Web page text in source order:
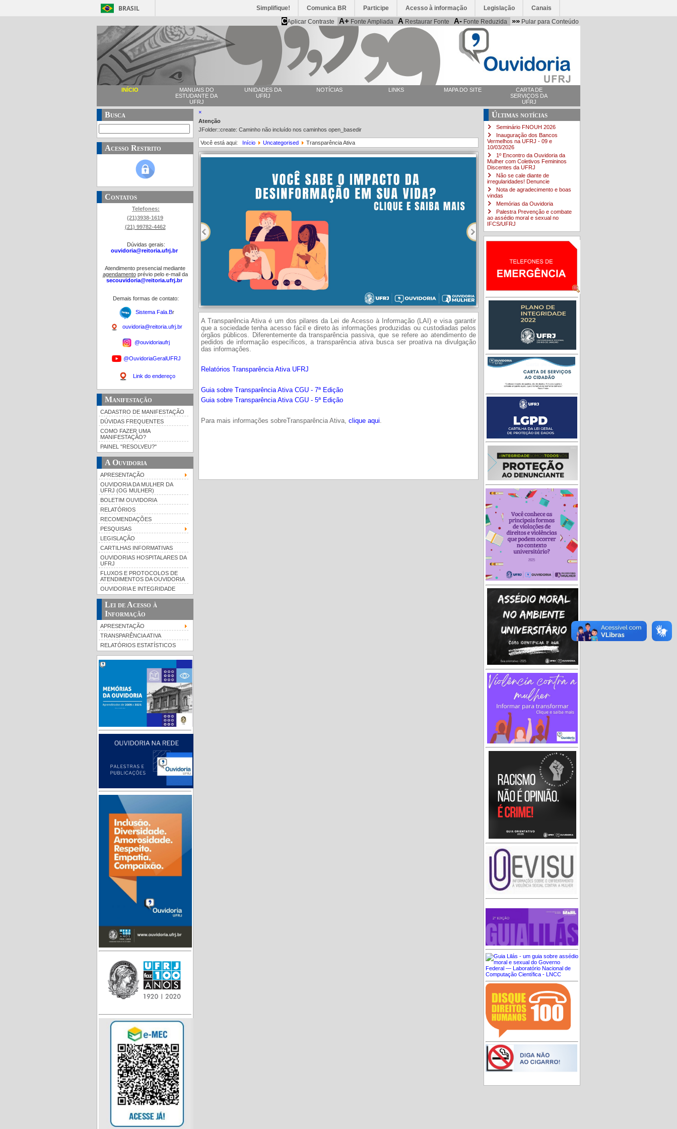
BRASIL Simplifique! Comunica BR Participe Acesso à informação Legislação Canais
CAplicar Contraste A+ Fonte Ampliada A Restaurar Fonte A- Fonte Reduzida »» Pular para Conteúdo
INÍCIO
MANUAIS DO
ESTUDANTE DA
UFRJ
UNIDADES DA
UFRJ
NOTÍCIAS LINKS MAPA DO SITE
CARTA DE
SERVIÇOS DA
UFRJ
Busca
Acesso Restrito
Contatos
Telefones:
(21)3938-1619
(21) 99782-4462
Dúvidas gerais:
ouvidoria@reitoria.ufrj.br
Atendimento presencial mediante
agendamentoprévio pelo e-mail da
secouvidoria@reitoria.ufrj.br
Demais formas de contato:
Sistema Fala.Br
ouvidoria@reitoria.ufrj.br
@ouvidoriaufrj
@OuvidoriaGeralUFRJ
Link do endereço
Manifestação
CADASTRO DE MANIFESTAÇÃO
DÚVIDAS FREQUENTES
COMO FAZER UMA
MANIFESTAÇÃO?
PAINEL "RESOLVEU?"
A Ouvidoria
APRESENTAÇÃO
OUVIDORIA DA MULHER DA
UFRJ (OG MULHER)
BOLETIM OUVIDORIA
RELATÓRIOS
RECOMENDAÇÕES
PESQUISAS
LEGISLAÇÃO
CARTILHAS INFORMATIVAS
OUVIDORIAS HOSPITALARES DA
UFRJ
FLUXOS E PROTOCOLOS DE
ATENDIMENTOS DA OUVIDORIA
OUVIDORIA E INTEGRIDADE
Lei de Acesso à
Informação
APRESENTAÇÃO
TRANSPARÊNCIA ATIVA
RELATÓRIOS ESTATÍSTICOS
×
Atenção
JFolder::create: Caminho não incluído nos caminhos open_basedir
Você está aqui: Início Uncategorised Transparência Ativa
A Transparência Ativa é um dos pilares da Lei de Acesso à Informação (LAI) e visa garantir
que a sociedade tenha acesso fácil e direto às informações produzidas ou custodiadas pelos
órgãos públicos.
Diferentemente da transparência passiva, que se refere ao atendimento de
pedidos de informação específicos, a transparência ativa busca ser proativa na divulgação
das informações.
Relatórios Transparência Ativa UFRJ
Guia sobre Transparência Ativa CGU - 7ª Edição
Guia sobre Transparência Ativa CGU - 5ª Edição
Para mais informações sobreTransparência Ativa, clique aqui.
Últimas notícias
Seminário FNOUH 2026
Inauguração dos Bancos
Vermelhos na UFRJ - 09 e
10/03/2026
1º Encontro da Ouvidoria da
Mulher com Coletivos Femininos
Discentes da UFRJ
Não se cale diante de
irregularidades! Denuncie
Nota de agradecimento e boas
vindas
Memórias da Ouvidoria
Palestra Prevenção e combate
ao assédio moral e sexual no
IFCS/UFRJ